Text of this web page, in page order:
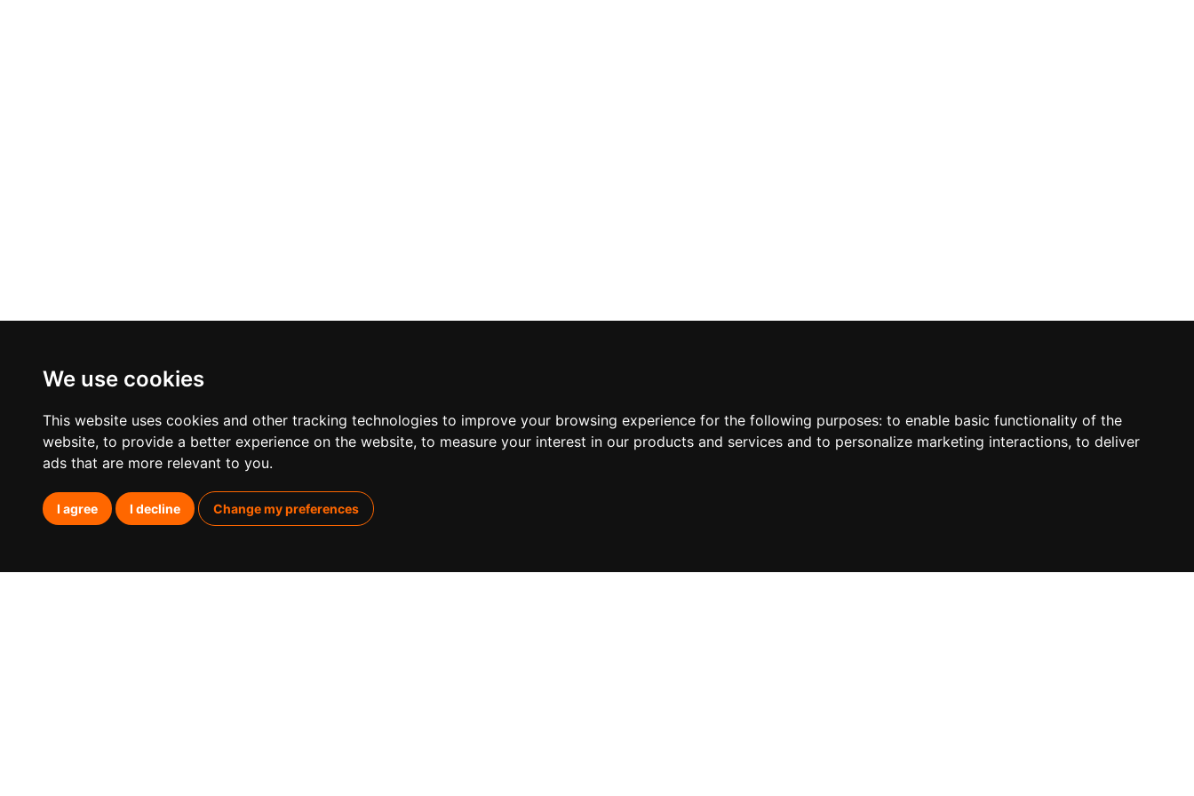
We use cookies
This website uses cookies and other tracking technologies to improve your browsing experience for the following purposes: to enable basic functionality of the
website, to provide a better experience on the website, to measure your interest in our products and services and to personalize marketing interactions, to deliver
ads that are more relevant to you.
I agree I decline Change my preferences
Suscríbete a nuestra newsletter